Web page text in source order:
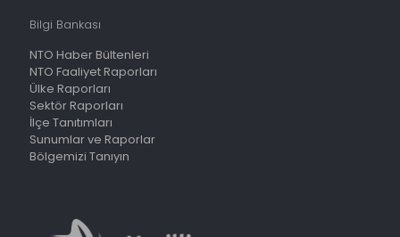
Bilgi Bankası
NTO Haber Bültenleri
NTO Faaliyet Raporları
Ülke Raporları
Sektör Raporları
İlçe Tanıtımları
Sunumlar ve Raporlar
Bölgemizi Tanıyın